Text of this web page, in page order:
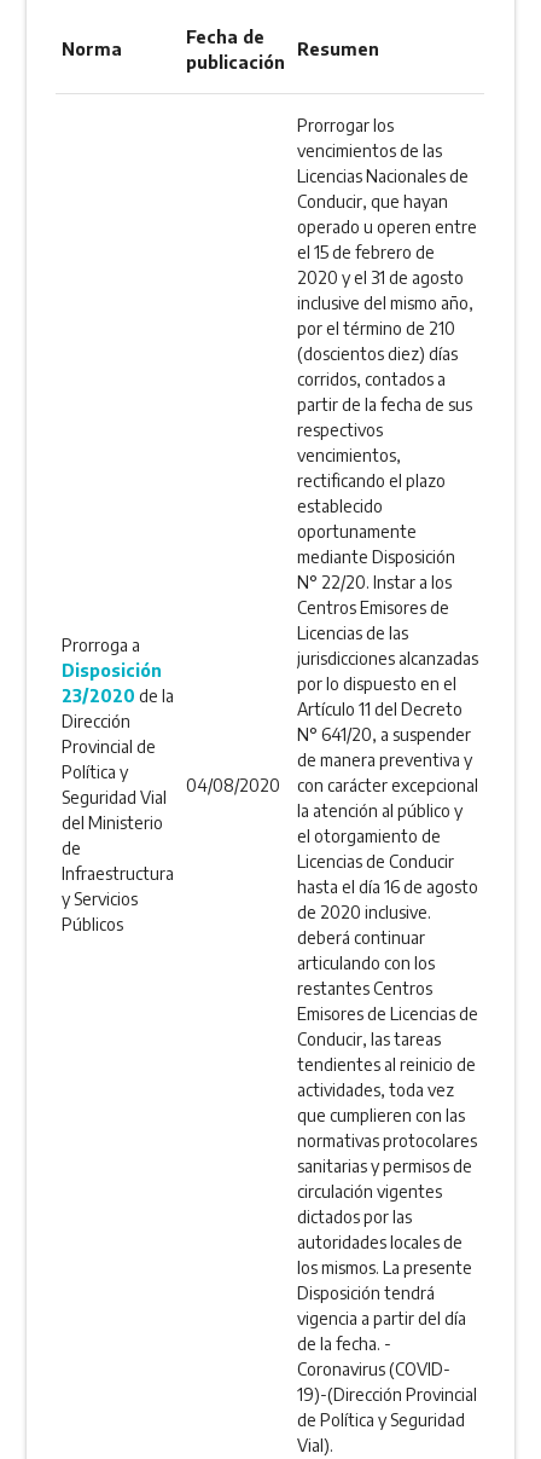
Norma
Fecha de
publicación
Resumen
Prorroga a
Disposición
23/2020 de la
Dirección
Provincial de
Política y
Seguridad Vial
del Ministerio
de
Infraestructura
y Servicios
Públicos
04/08/2020
Prorrogar los
vencimientos de las
Licencias Nacionales de
Conducir, que hayan
operado u operen entre
el 15 de febrero de
2020 y el 31 de agosto
inclusive del mismo año,
por el término de 210
(doscientos diez) días
corridos, contados a
partir de la fecha de sus
respectivos
vencimientos,
rectificando el plazo
establecido
oportunamente
mediante Disposición
N° 22/20. Instar a los
Centros Emisores de
Licencias de las
jurisdicciones alcanzadas
por lo dispuesto en el
Artículo 11 del Decreto
N° 641/20, a suspender
de manera preventiva y
con carácter excepcional
la atención al público y
el otorgamiento de
Licencias de Conducir
hasta el día 16 de agosto
de 2020 inclusive.
deberá continuar
articulando con los
restantes Centros
Emisores de Licencias de
Conducir, las tareas
tendientes al reinicio de
actividades, toda vez
que cumplieren con las
normativas protocolares
sanitarias y permisos de
circulación vigentes
dictados por las
autoridades locales de
los mismos. La presente
Disposición tendrá
vigencia a partir del día
de la fecha. -
Coronavirus (COVID-
19)-(Dirección Provincial
de Política y Seguridad
Vial).